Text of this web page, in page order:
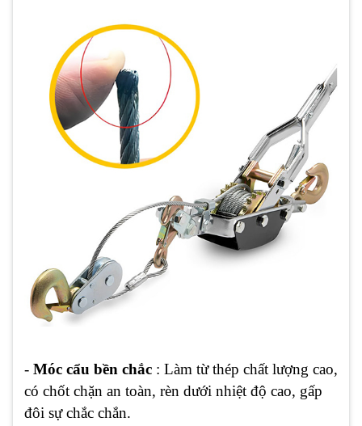
- Móc cẩu bền chắc : Làm từ thép chất lượng cao,
có chốt chặn an toàn, rèn dưới nhiệt độ cao, gấp
đôi sự chắc chắn.